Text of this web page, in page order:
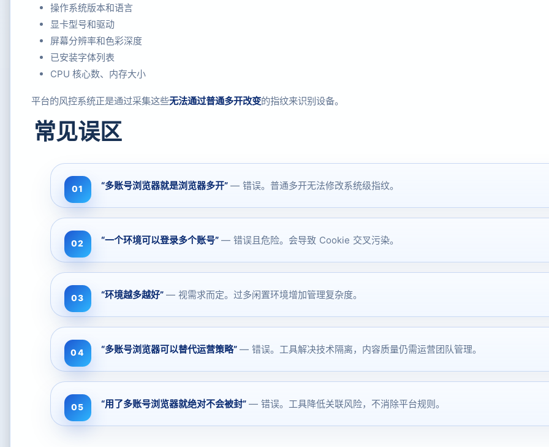
操作系统版本和语言
显卡型号和驱动
屏幕分辨率和色彩深度
已安装字体列表
CPU 核心数、内存大小
平台的风控系统正是通过采集这些无法通过普通多开改变的指纹来识别设备。
常见误区
“多账号浏览器就是浏览器多开”— 错误。普通多开无法修改系统级指纹。
“一个环境可以登录多个账号”— 错误且危险。会导致 Cookie 交叉污染。
“环境越多越好”— 视需求而定。过多闲置环境增加管理复杂度。
“多账号浏览器可以替代运营策略”— 错误。工具解决技术隔离，内容质量仍需运营团队管理。
“用了多账号浏览器就绝对不会被封”— 错误。工具降低关联风险，不消除平台规则。